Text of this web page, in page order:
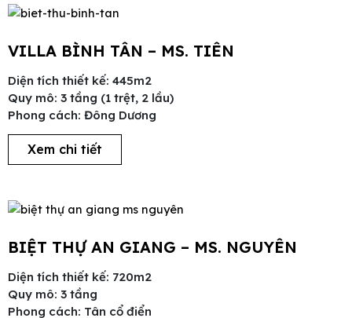
VILLA BÌNH TÂN – MS. TIÊN
Diện tích thiết kế: 445m2
Quy mô: 3 tầng (1 trệt, 2 lầu)
Phong cách: Đông Dương
Xem chi tiết
BIỆT THỰ AN GIANG – MS. NGUYÊN
Diện tích thiết kế: 720m2
Quy mô: 3 tầng
Phong cách: Tân cổ điển